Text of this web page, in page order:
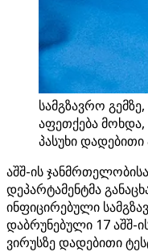
სამგზავრო
აფეთქება მოხდა,
პასუხი
აშშ-ის
დეპარტამენტმა
ინფიცირებული
დაბრუნებული 17
ვირუსზე დადებითი